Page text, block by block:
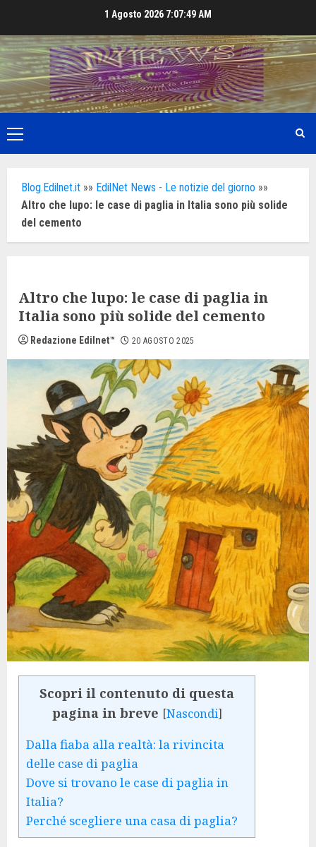
content
1 Agosto 2026 7:07:51 AM
Primary
Menu
Blog.Edilnet.it »» EdilNet News - Le notizie del giorno »»
Altro che lupo: le case di paglia in Italia sono più solide
del cemento
Altro che lupo: le case di paglia in
Italia sono più solide del cemento
Redazione Edilnet™ 20 AGOSTO 2025
Scopri il contenuto di questa
pagina in breve [Nascondi]
Dalla fiaba alla realtà: la rivincita
delle case di paglia
Dove si trovano le case di paglia in
Italia?
Perché scegliere una casa di paglia?